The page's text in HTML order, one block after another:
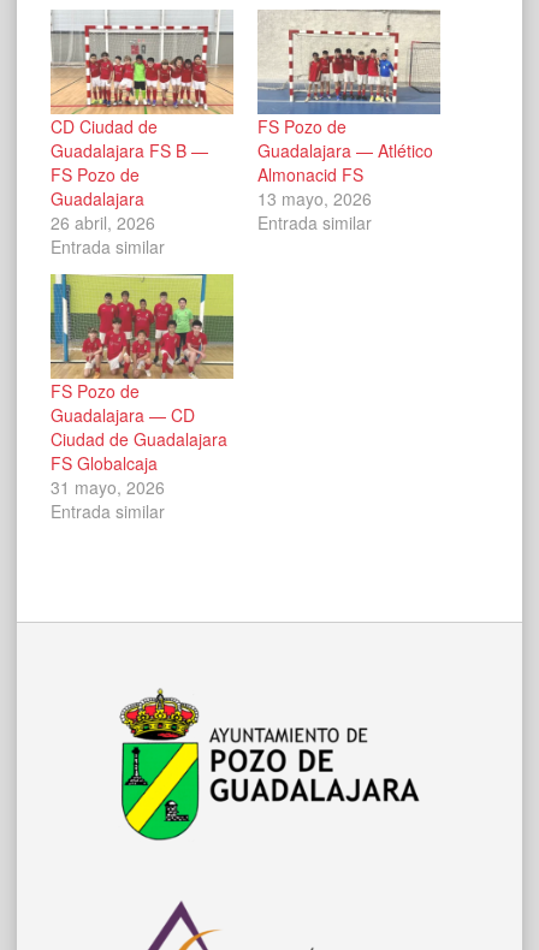
CD Ciudad de
Guadalajara FS B —
FS Pozo de
Guadalajara
26 abril, 2026
Entrada similar
FS Pozo de
Guadalajara — Atlético
Almonacid FS
13 mayo, 2026
Entrada similar
FS Pozo de
Guadalajara — CD
Ciudad de Guadalajara
FS Globalcaja
31 mayo, 2026
Entrada similar